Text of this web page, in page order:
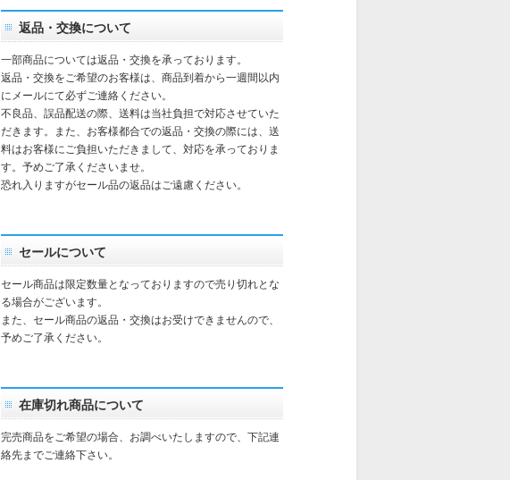
返品・交換について
一部商品については返品・交換を承っております。
返品・交換をご希望のお客様は、商品到着から一週間以内
にメールにて必ずご連絡ください。
不良品、誤品配送の際、送料は当社負担で対応させていた
だきます。また、お客様都合での返品・交換の際には、送
料はお客様にご負担いただきまして、対応を承っておりま
す。予めご了承くださいませ。
恐れ入りますがセール品の返品はご遠慮ください。
セールについて
セール商品は限定数量となっておりますので売り切れとな
る場合がございます。
また、セール商品の返品・交換はお受けできませんので、
予めご了承ください。
在庫切れ商品について
完売商品をご希望の場合、お調べいたしますので、下記連
絡先までご連絡下さい。